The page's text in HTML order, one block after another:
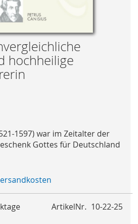
hochheilige
1597) war im Zeitalter der
Gottes für Deutschland
ArtikelNr. 10-22-25